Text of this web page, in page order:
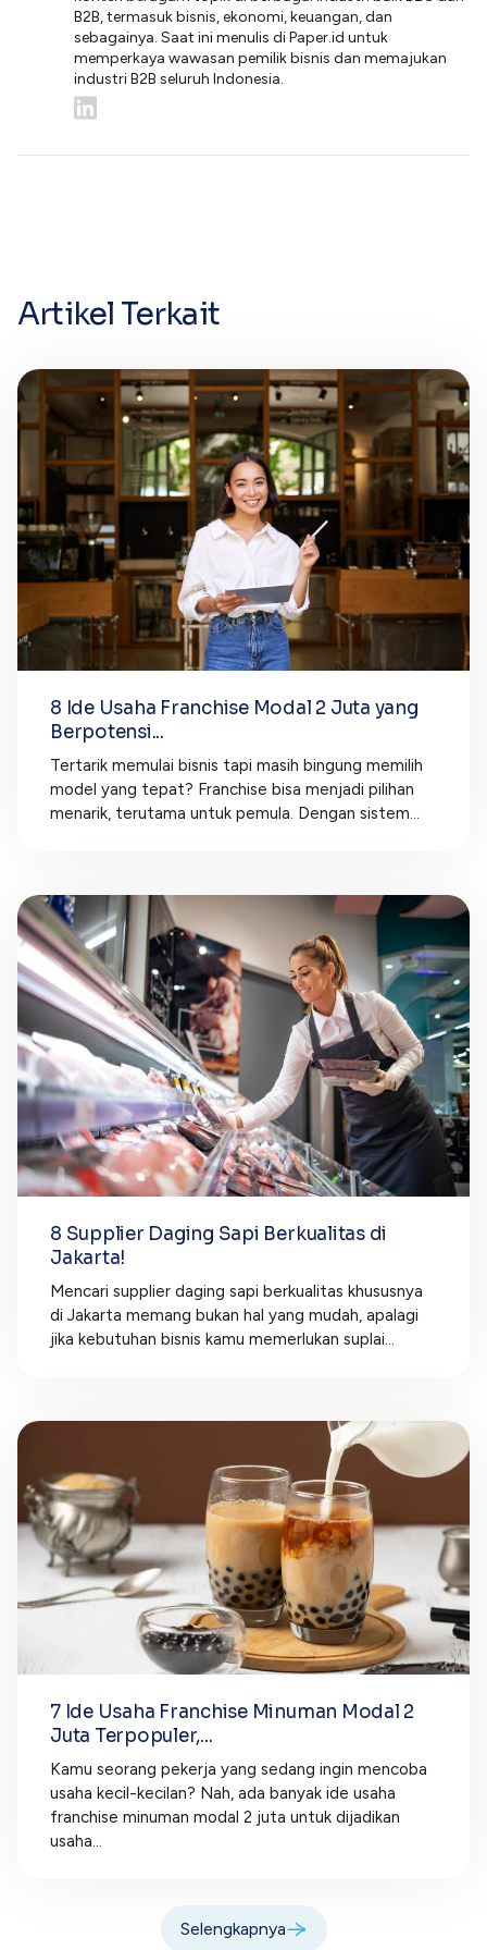
B2B, termasuk bisnis, ekonomi, keuangan, dan
sebagainya. Saat ini menulis di Paper.id untuk
memperkaya wawasan pemilik bisnis dan memajukan
industri B2B seluruh Indonesia.
Artikel Terkait
8 Ide Usaha Franchise Modal 2 Juta yang
Berpotensi...
Tertarik memulai bisnis tapi masih bingung memilih
model yang tepat? Franchise bisa menjadi pilihan
menarik, terutama untuk pemula. Dengan sistem...
8 Supplier Daging Sapi Berkualitas di
Jakarta!
Mencari supplier daging sapi berkualitas khususnya
di Jakarta memang bukan hal yang mudah, apalagi
jika kebutuhan bisnis kamu memerlukan suplai...
7 Ide Usaha Franchise Minuman Modal 2
Juta Terpopuler,...
Kamu seorang pekerja yang sedang ingin mencoba
usaha kecil-kecilan? Nah, ada banyak ide usaha
franchise minuman modal 2 juta untuk dijadikan
usaha...
Selengkapnya